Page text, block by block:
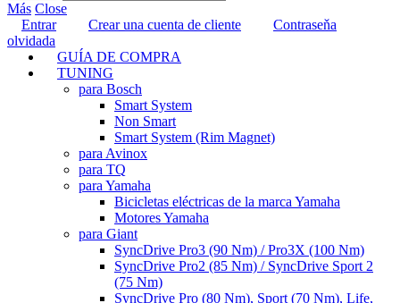
Más Close
Entrar
Crear una cuenta de cliente
Contraseňa
olvidada
GUÍA DE COMPRA
TUNING
para Bosch
Smart System
Non Smart
Smart System (Rim Magnet)
para Avinox
para TQ
para Yamaha
Bicicletas eléctricas de la marca Yamaha
Motores Yamaha
para Giant
SyncDrive Pro3 (90 Nm) / Pro3X (100 Nm)
SyncDrive Pro2 (85 Nm) / SyncDrive Sport 2
(75 Nm)
SyncDrive Pro (80 Nm), Sport (70 Nm), Life,